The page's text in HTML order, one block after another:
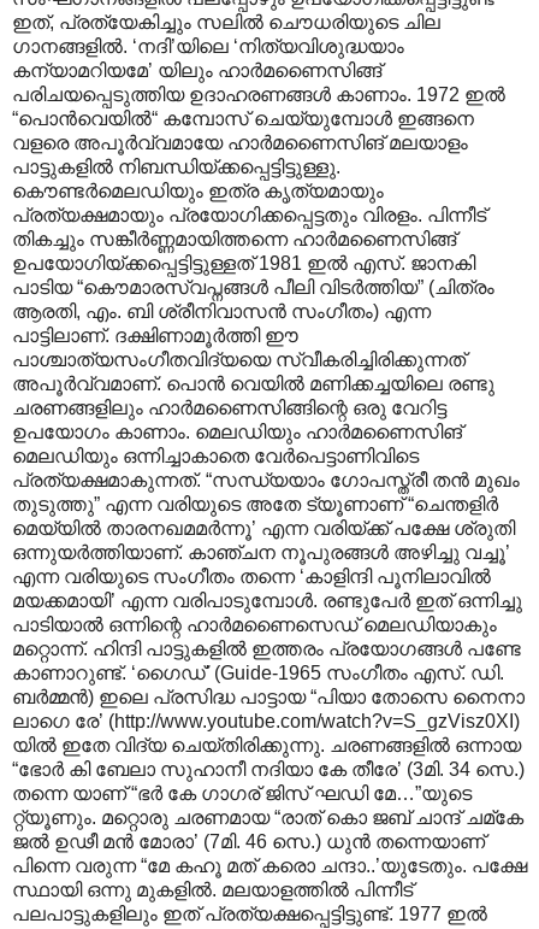
ഇത്, പ്രത്യേകിച്ചും സലിൽ ചൌധരിയുടെ ചില
ഗാനങ്ങളിൽ. ‘നദി’യിലെ ‘നിത്യവിശുദ്ധയാം
കന്യാമറിയമേ’ യിലും ഹാർമണൈസിങ്ങ്
പരിചയപ്പെടുത്തിയ ഉദാഹരണങ്ങൾ കാണാം. 1972 ഇൽ
“പൊൻവെയിൽ“ കമ്പോസ് ചെയ്യുമ്പോൾ ഇങ്ങനെ
വളരെ അപൂർവ്വമായേ ഹാർമണൈസിങ് മലയാളം
പാട്ടുകളിൽ നിബന്ധിയ്ക്കപ്പെട്ടിട്ടുള്ളു.
കൌണ്ടർമെലഡിയും ഇത്ര കൃത്യമായും
പ്രത്യക്ഷമായും പ്രയോഗിക്കപ്പെട്ടതും വിരളം. പിന്നീട്
തികച്ചും സങ്കീർണ്ണമായിത്തന്നെ ഹാർമണൈസിങ്ങ്
ഉപയോഗിയ്ക്കപ്പെട്ടിട്ടുള്ളത് 1981 ഇൽ എസ്. ജാനകി
പാടിയ “കൌമാരസ്വപ്നങ്ങൾ പീലി വിടർത്തിയ” (ചിത്രം
ആരതി, എം. ബി ശ്രീനിവാസൻ സംഗീതം) എന്ന
പാട്ടിലാണ്. ദക്ഷിണാമൂർത്തി ഈ
പാശ്ചാത്യസംഗീതവിദ്യയെ സ്വീകരിച്ചിരിക്കുന്നത്
അപൂർവ്വമാണ്. പൊൻ വെയിൽ മണിക്കച്ചയിലെ രണ്ടു
ചരണങ്ങളിലും ഹാർമണൈസിങ്ങിന്റെ ഒരു വേറിട്ട
ഉപയോഗം കാണാം. മെലഡിയും ഹാർമണൈസിങ്
മെലഡിയും ഒന്നിച്ചാകാതെ വേർപെട്ടാണിവിടെ
പ്രത്യക്ഷമാകുന്നത്. “സന്ധ്യയാം ഗോപസ്ത്രീ തൻ മുഖം
തുടുത്തു” എന്ന വരിയുടെ അതേ ട്യൂണാണ് “ചെന്തളിർ
മെയ്യിൽ താരനഖമമർന്നൂ’ എന്ന വരിയ്ക്ക് പക്ഷേ ശ്രുതി
ഒന്നുയർത്തിയാണ്. കാ‍ഞ്ചന നൂപുരങ്ങൾ അഴിച്ചു വച്ചൂ’
എന്ന വരിയുടെ സംഗീതം തന്നെ ‘കാളിന്ദി പൂനിലാവിൽ
മയക്കമായി’ എന്ന വരിപാടുമ്പോൾ. രണ്ടുപേർ ഇത് ഒന്നിച്ചു
പാടിയാൽ ഒന്നിന്റെ ഹാർമണൈസെഡ് മെലഡിയാകും
മറ്റൊന്ന്. ഹിന്ദി പാട്ടുകളിൽ ഇത്തരം പ്രയോഗങ്ങൾ പണ്ടേ
കാണാറുണ്ട്. ‘ഗൈഡ്' (Guide-1965 സംഗീതം എസ്. ഡി.
ബർമ്മൻ) ഇലെ പ്രസിദ്ധ പാട്ടായ “പിയാ തോസെ നൈനാ
ലാഗെ രേ’ (http://www.youtube.com/watch?v=S_gzVisz0XI)
യിൽ ഇതേ വിദ്യ ചെയ്തിരിക്കുന്നു. ചരണങ്ങളിൽ ഒന്നായ
“ഭോർ കി ബേലാ സുഹാനീ നദിയാ കേ തീരേ’ (3മി. 34 സെ.)
തന്നെ യാണ് “ഭർ കേ ഗാഗര് ജിസ് ഘഡി മേ…”യുടെ
റ്റ്യൂണും. മറ്റൊരു ചരണമായ “രാത് കൊ ജബ് ചാന്ദ് ചമ്‌കേ
ജൽ ഉഢീ മൻ മോരാ’ (7മി. 46 സെ.) ധുൻ തന്നെയാണ്
പിന്നെ വരുന്ന “മേ കഹൂ മത് കരൊ ചന്ദാ..’യുടേതും. പക്ഷേ
സ്ഥായി ഒന്നു മുകളിൽ. മലയാളത്തിൽ പിന്നീട്
പലപാട്ടുകളിലും ഇത് പ്രത്യക്ഷപ്പെട്ടിട്ടുണ്ട്. 1977 ഇൽ